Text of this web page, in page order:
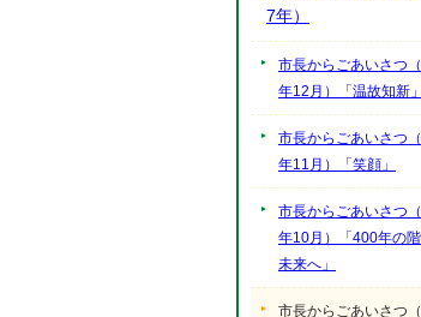
7年）
市長からごあいさつ
年12月）「温故知新」
市長からごあいさつ
年11月）「笑顔」
市長からごあいさつ
年10月）「400年の階
未来へ」
市長からごあいさつ